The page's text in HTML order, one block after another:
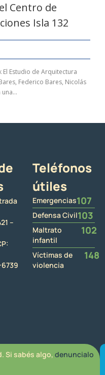
Centro de
Isla 132
El Estudio de Arquitectura
Federico Bares, Nicolás
–
Teléfonos
útiles
Emergencias107
Defensa Civil103
Maltrato
infantil
102
Víctimas de
violencia
148
Si sabés algo, denuncialo